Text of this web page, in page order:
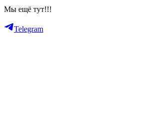
Мы ещё тут!!!
Telegram